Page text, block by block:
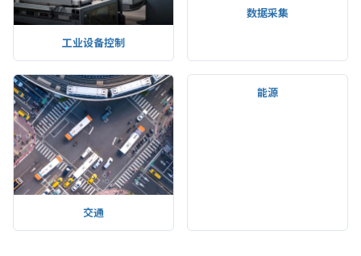
工业设备控制
数据采集
交通